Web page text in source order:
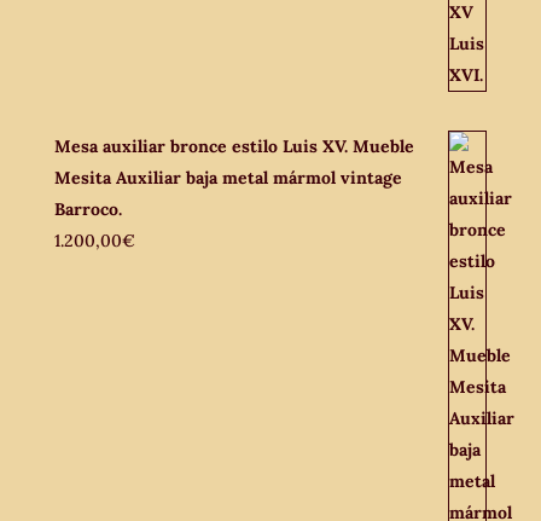
Mesa auxiliar bronce estilo Luis XV. Mueble
Mesita Auxiliar baja metal mármol vintage
Barroco.
1.200,00€